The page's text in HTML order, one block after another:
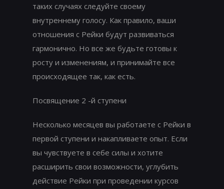
таких случаях следуйте своему
внутреннему голосу. Как правило, ваши
отношения с Рейки будут развиваться
гармонично. Но все же будьте готовы к
росту и изменениям, и принимайте все
происходящее так, как есть.
Посвящение 2 -й ступени
Несколько месяцев вы работаете с Рейки в
первой ступени и накапливаете опыт. Если
вы чувствуете в себе силы и хотите
расширить свои возможности, углубить
действие Рейки при проведении курсов